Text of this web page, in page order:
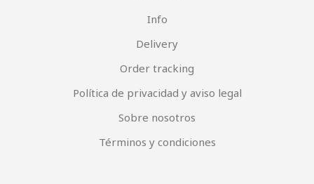
Info
Delivery
Order tracking
Política de privacidad y aviso legal
Sobre nosotros
Términos y condiciones